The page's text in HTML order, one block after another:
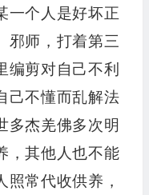
一个人是好坏正
邪师，打着第三
编剪对自己不利
己不懂而乱解法
多杰羌佛多次明
，其他人也不能
常代收供养，